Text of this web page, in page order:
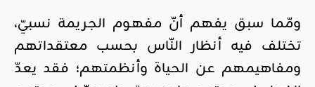
ومّما سبق يفهم أنّ مفهوم الجريمة نسبيّ،
تختلف فيه أنظار النّاس بحسب معتقداتهم
ومفاهيمهم عن الحياة وأنظمتهم؛ فقد يعدّ